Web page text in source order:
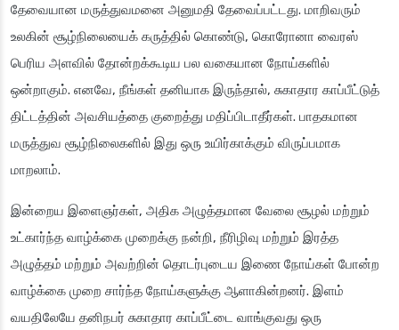
தேவையான மருத்துவமனை அனுமதி தேவைப்பட்டது. மாறிவரும்
உலகின் சூழ்நிலையைக் கருத்தில் கொண்டு, கொரோனா வைரஸ்
பெரிய அளவில் தோன்றக்கூடிய பல வகையான நோய்களில்
ஒன்றாகும். எனவே, நீங்கள் தனியாக இருந்தால், சுகாதார காப்பீட்டுத்
திட்டத்தின் அவசியத்தை குறைத்து மதிப்பிடாதீர்கள். பாதகமான
மருத்துவ சூழ்நிலைகளில் இது ஒரு உயிர்காக்கும் விருப்பமாக
மாறலாம்.
இன்றைய இளைஞர்கள், அதிக அழுத்தமான வேலை சூழல் மற்றும்
உட்கார்ந்த வாழ்க்கை முறைக்கு நன்றி, நீரிழிவு மற்றும் இரத்த
அழுத்தம் மற்றும் அவற்றின் தொடர்புடைய இணை நோய்கள் போன்ற
வாழ்க்கை முறை சார்ந்த நோய்களுக்கு ஆளாகின்றனர். இளம்
வயதிலேயே தனிநபர் சுகாதார காப்பீட்டை வாங்குவது ஒரு